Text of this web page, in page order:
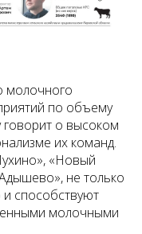
молочного
по объему
говорит о высоком
их команд.
«Новый
не только
и способствуют
молочными